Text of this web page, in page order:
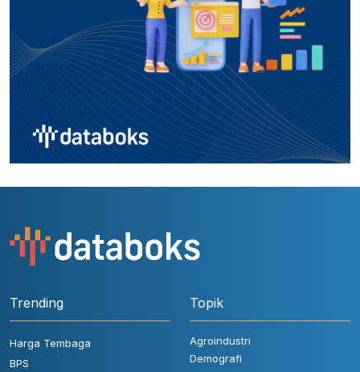
Trending
Harga Tembaga
BPS
Topik
Agroindustri
Demografi